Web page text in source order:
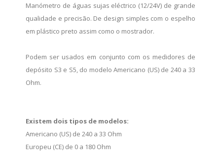
Manómetro de águas sujas eléctrico (12/24V) de grande
qualidade e precisão. De design simples com o espelho
em plástico preto assim como o mostrador.
Podem ser usados em conjunto com os medidores de
depósito S3 e S5, do modelo Americano (US) de 240 a 33
Ohm.
Existem dois tipos de modelos:
Americano (US) de 240 a 33 Ohm
Europeu (CE) de 0 a 180 Ohm